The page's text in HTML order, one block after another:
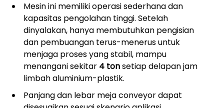
Mesin ini memiliki operasi sederhana dan
kapasitas pengolahan tinggi. Setelah
dinyalakan, hanya membutuhkan pengisian
dan pembuangan terus-menerus untuk
menjaga proses yang stabil, mampu
menangani sekitar 4 tonsetiap delapan jam
limbah aluminium-plastik.
Panjang dan lebar meja conveyor dapat